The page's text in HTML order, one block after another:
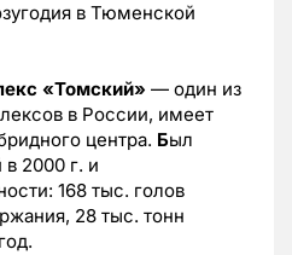
в Тюменской
«Томский» — один из
в России, имеет
центра. Был
2000 г. и
168 тыс. голов
28 тыс. тонн